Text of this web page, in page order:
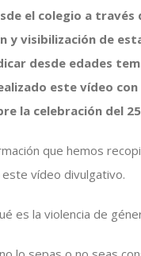
el colegio a través
y visibilización de
desde edades
este vídeo
la celebración del
que hemos
vídeo divulgativo.
es la violencia de